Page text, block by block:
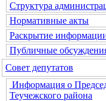
Структура
Нормативные акты
Раскрытие
Публичные
Совет депутатов
Информация о
Теучежского района